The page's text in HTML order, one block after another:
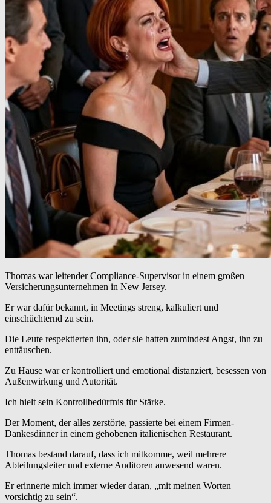
Thomas war leitender Compliance-Supervisor in einem großen
Versicherungsunternehmen in New Jersey.
Er war dafür bekannt, in Meetings streng, kalkuliert und
einschüchternd zu sein.
Die Leute respektierten ihn, oder sie hatten zumindest Angst, ihn zu
enttäuschen.
Zu Hause war er kontrolliert und emotional distanziert, besessen von
Außenwirkung und Autorität.
Ich hielt sein Kontrollbedürfnis für Stärke.
Der Moment, der alles zerstörte, passierte bei einem Firmen-
Dankesdinner in einem gehobenen italienischen Restaurant.
Thomas bestand darauf, dass ich mitkomme, weil mehrere
Abteilungsleiter und externe Auditoren anwesend waren.
Er erinnerte mich immer wieder daran, „mit meinen Worten
vorsichtig zu sein“.